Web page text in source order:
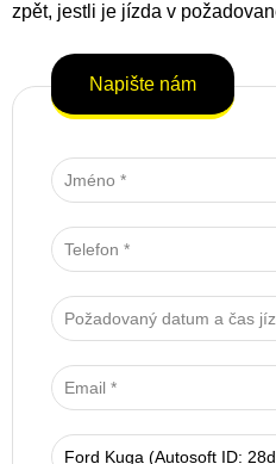
zpět, jestli je jízda v
Napište nám